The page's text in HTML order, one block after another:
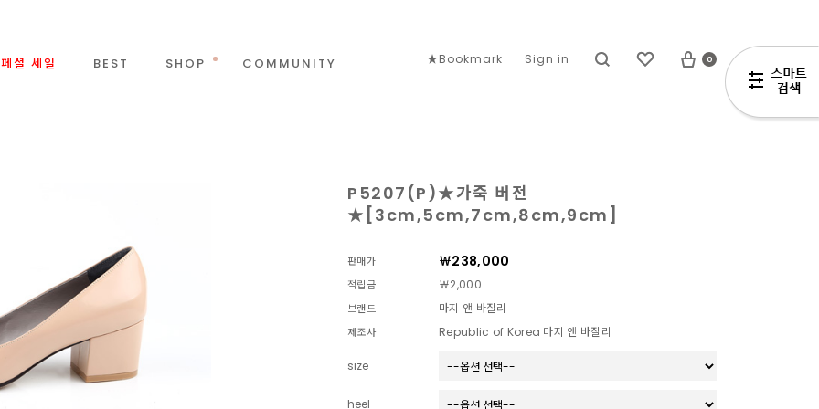
셜 세일 BEST SHOP COMMUNITY ★Bookmark Sign in 0
P5207(P)★가죽 버전
★[3cm,5cm,7cm,8cm,9cm]
판매가 ￦238,000
적립금 ￦2,000
브랜드 마지 앤 바질리
제조사 Republic of Korea 마지 앤 바질리
size
heel